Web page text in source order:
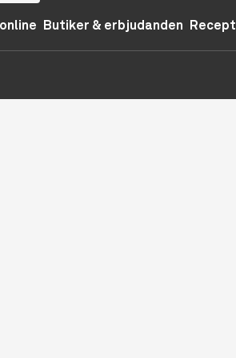
Butiker & erbjudanden Recept